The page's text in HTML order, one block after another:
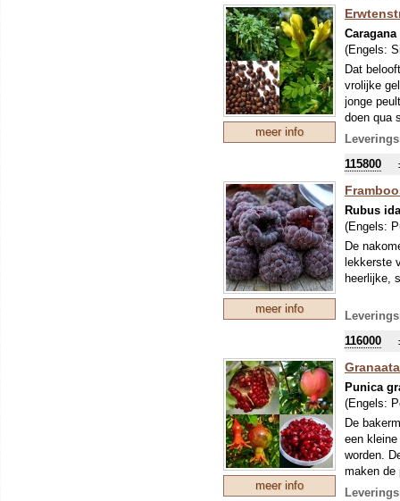
meer info
(Engels:
Dat
vrolijke
jonge
doen qua
gebruikt
voor
zon.
115800
meer info
Rubus
(Engels:
De
lekkerste
heerlijke,
116000
meer info
Punica
(Engels:
De
een
worden.
maken de
tot heuse